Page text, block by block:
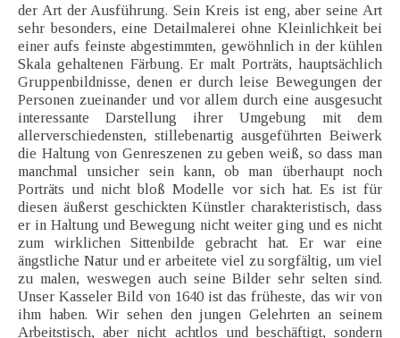
der Art der Ausführung. Sein Kreis ist eng, aber seine Art
sehr besonders, eine Detailmalerei ohne Kleinlichkeit bei
einer aufs feinste abgestimmten, gewöhnlich in der kühlen
Skala gehaltenen Färbung. Er malt Porträts, hauptsächlich
Gruppenbildnisse, denen er durch leise Bewegungen der
Personen zueinander und vor allem durch eine ausgesucht
interessante Darstellung ihrer Umgebung mit dem
allerverschiedensten, stillebenartig ausgeführten Beiwerk
die Haltung von Genreszenen zu geben weiß, so dass man
manchmal unsicher sein kann, ob man überhaupt noch
Porträts und nicht bloß Modelle vor sich hat. Es ist für
diesen äußerst geschickten Künstler charakteristisch, dass
er in Haltung und Bewegung nicht weiter ging und es nicht
zum wirklichen Sittenbilde gebracht hat. Er war eine
ängstliche Natur und er arbeitete viel zu sorgfältig, um viel
zu malen, weswegen auch seine Bilder sehr selten sind.
Unser Kasseler Bild von 1640 ist das früheste, das wir von
ihm haben. Wir sehen den jungen Gelehrten an seinem
Arbeitstisch, aber nicht achtlos und beschäftigt, sondern